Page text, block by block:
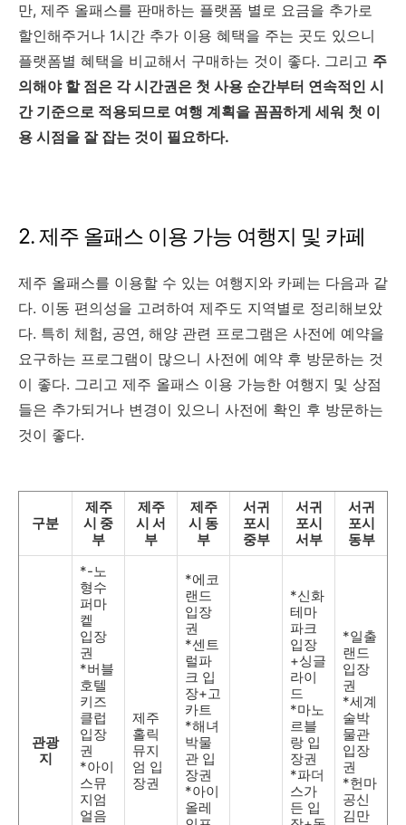
만, 제주 올패스를 판매하는 플랫폼 별로 요금을 추가로
할인해주거나 1시간 추가 이용 혜택을 주는 곳도 있으니
플랫폼별 혜택을 비교해서 구매하는 것이 좋다. 그리고 주
의해야 할 점은 각 시간권은 첫 사용 순간부터 연속적인 시
간 기준으로 적용되므로 여행 계획을 꼼꼼하게 세워 첫 이
용 시점을 잘 잡는 것이 필요하다.
2. 제주 올패스 이용 가능 여행지 및 카페
제주 올패스를 이용할 수 있는 여행지와 카페는 다음과 같
다. 이동 편의성을 고려하여 제주도 지역별로 정리해보았
다. 특히 체험, 공연, 해양 관련 프로그램은 사전에 예약을
요구하는 프로그램이 많으니 사전에 예약 후 방문하는 것
이 좋다. 그리고 제주 올패스 이용 가능한 여행지 및 상점
들은 추가되거나 변경이 있으니 사전에 확인 후 방문하는
것이 좋다.
구분
제주
시 중
부
제주
시 서
부
제주
시 동
부
서귀
포시
중부
서귀
포시
서부
서귀
포시
동부
관광
지
*-노
형수
퍼마
켙
입장
권
*버블
호텔
키즈
클럽
입장
권
*아이
스뮤
지엄
얼음
제주
홀릭
뮤지
엄 입
장권
*에코
랜드
입장
권
*센트
럴파
크 입
장+고
카트
*해녀
박물
관 입
장권
*아이
올레
*신화
테마
파크
입장
+싱글
라이
드
*마노
르블
랑 입
장권
*파더
스가
든 입
*일출
랜드
입장
권
*세계
술박
물관
입장
권
*헌마
공신
김만